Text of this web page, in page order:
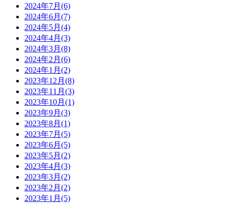
2024年7月(6)
2024年6月(7)
2024年5月(4)
2024年4月(3)
2024年3月(8)
2024年2月(6)
2024年1月(2)
2023年12月(8)
2023年11月(3)
2023年10月(1)
2023年9月(3)
2023年8月(1)
2023年7月(5)
2023年6月(5)
2023年5月(2)
2023年4月(3)
2023年3月(2)
2023年2月(2)
2023年1月(5)